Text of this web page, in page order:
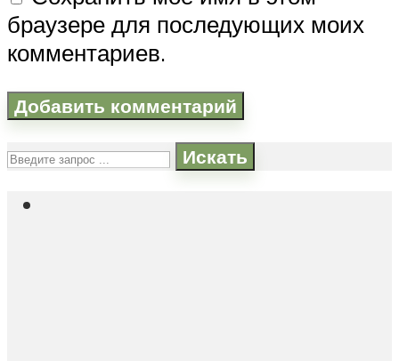
браузере для последующих моих
комментариев.
Искать